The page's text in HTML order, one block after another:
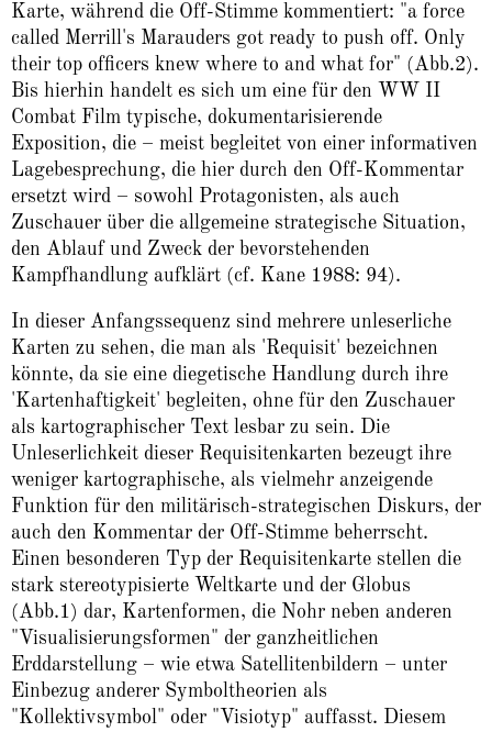
Karte, während die Off-Stimme kommentiert: "a force
called Merrill's Marauders got ready to push off. Only
their top officers knew where to and what for" (Abb.2).
Bis hierhin handelt es sich um eine für den WW II
Combat Film typische, dokumentarisierende
Exposition, die – meist begleitet von einer informativen
Lagebesprechung, die hier durch den Off-Kommentar
ersetzt wird – sowohl Protagonisten, als auch
Zuschauer über die allgemeine strategische Situation,
den Ablauf und Zweck der bevorstehenden
Kampfhandlung aufklärt (cf. Kane 1988: 94).
In dieser Anfangssequenz sind mehrere unleserliche
Karten zu sehen, die man als 'Requisit' bezeichnen
könnte, da sie eine diegetische Handlung durch ihre
'Kartenhaftigkeit' begleiten, ohne für den Zuschauer
als kartographischer Text lesbar zu sein. Die
Unleserlichkeit dieser Requisitenkarten bezeugt ihre
weniger kartographische, als vielmehr anzeigende
Funktion für den militärisch-strategischen Diskurs, der
auch den Kommentar der Off-Stimme beherrscht.
Einen besonderen Typ der Requisitenkarte stellen die
stark stereotypisierte Weltkarte und der Globus
(Abb.1) dar, Kartenformen, die Nohr neben anderen
"Visualisierungsformen" der ganzheitlichen
Erddarstellung – wie etwa Satellitenbildern – unter
Einbezug anderer Symboltheorien als
"Kollektivsymbol" oder "Visiotyp" auffasst. Diesem